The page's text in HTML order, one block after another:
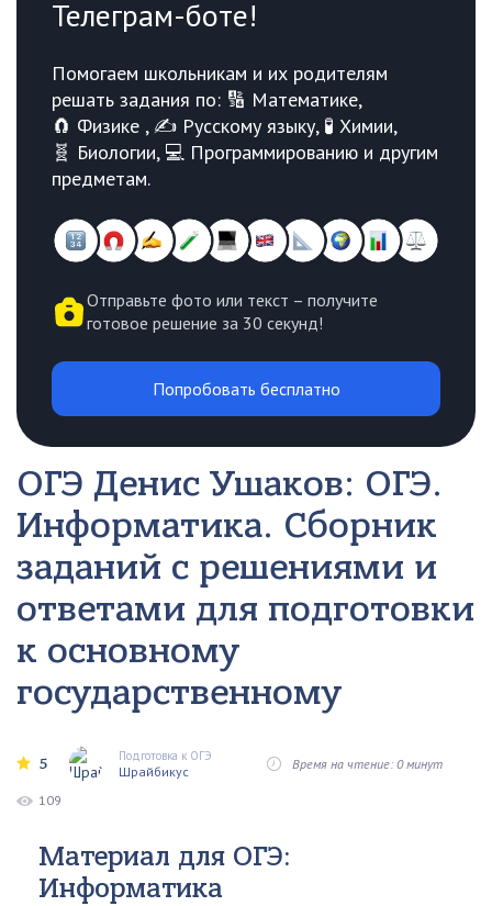
Телеграм-боте!
Помогаем школьникам и их родителям
решать задания по: 🔢 Математике,
🧲 Физике , ✍️ Русскому языку, 🧪 Химии,
🧬 Биологии, 💻 Программированию и другим
предметам.
Отправьте фото или текст – получите
готовое решение за 30 секунд!
Попробовать бесплатно
ОГЭ Денис Ушаков: ОГЭ.
Информатика. Сборник
заданий с решениями и
ответами для подготовки
к основному
государственному
5 Подготовка к ОГЭ
Шрайбикус Время на чтение: 0 минут
109
Материал для ОГЭ:
Информатика